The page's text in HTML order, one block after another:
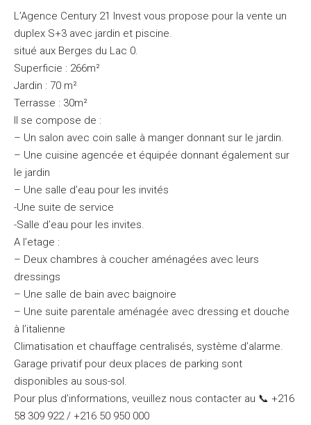
L’Agence Century 21 Invest vous propose pour la vente un
duplex S+3 avec jardin et piscine.
situé aux Berges du Lac 0.
Superficie : 266m²
Jardin : 70 m²
Terrasse : 30m²
Il se compose de :
– Un salon avec coin salle à manger donnant sur le jardin.
– Une cuisine agencée et équipée donnant également sur
le jardin
– Une salle d’eau pour les invités
-Une suite de service
-Salle d’eau pour les invites.
A l’etage :
– Deux chambres à coucher aménagées avec leurs
dressings
– Une salle de bain avec baignoire
– Une suite parentale aménagée avec dressing et douche
à l’italienne
Climatisation et chauffage centralisés, système d’alarme.
Garage privatif pour deux places de parking sont
disponibles au sous-sol.
Pour plus d’informations, veuillez nous contacter au 📞 +216
58 309 922 / +216 50 950 000